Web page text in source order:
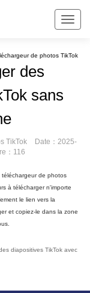
de photos TikTok
des
sans
TikTok
Date：2025-
：116
téléchargeur de photos
à télécharger n'importe
le lien vers la
et copiez-le dans la zone
diapositives TikTok avec